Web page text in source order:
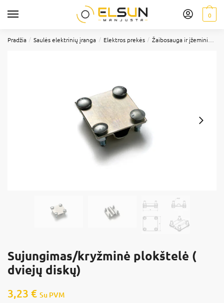
0
Pradžia / Saulės elektrinių įranga / Elektros prekės / Žaibosauga ir įžeminimas
Sujungimas/kryžminė plokštelė (
dviejų diskų)
3,23 € Su PVM